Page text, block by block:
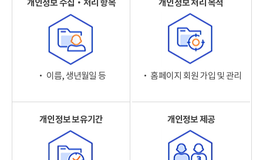
개인정보 수집‧처리 항목
‧ 이름, 생년월일 등
개인정보 처리 목적
‧ 홈페이지 회원 가입 및 관리
개인정보 보유기간 개인정보 제공